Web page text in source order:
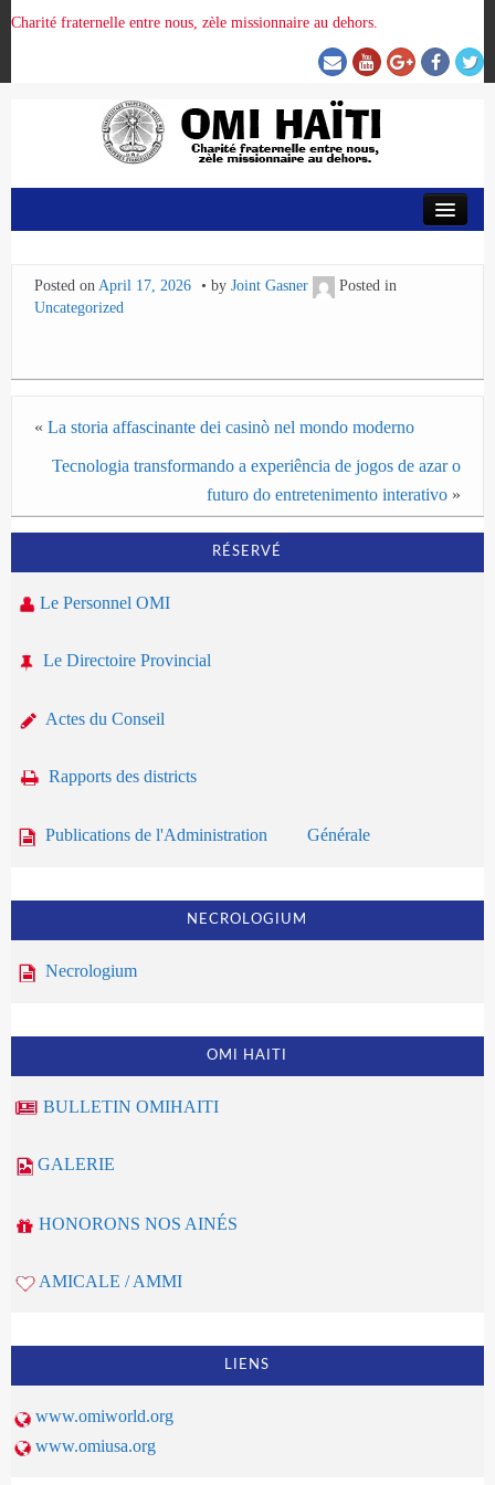
Charité fraternelle entre nous, zèle missionnaire au dehors.
ORGANISATION DE LA PROVINCE
Posted onApril 17, 2026 by Joint Gasner
Posted in
Uncategorized
« La storia affascinante dei casinò nel mondo moderno
Tecnologia transformando a experiência de jogos de azar o
futuro do entretenimento interativo »
RÉSERVÉ
Le Personnel OMI
Le Directoire Provincial
Actes du Conseil
Rapports des districts
Publications de l'Administration Générale
NECROLOGIUM
Necrologium
OMI HAITI
BULLETIN OMIHAITI
GALERIE
HONORONS NOS AINÉS
AMICALE / AMMI
LIENS
www.omiworld.org
www.omiusa.org